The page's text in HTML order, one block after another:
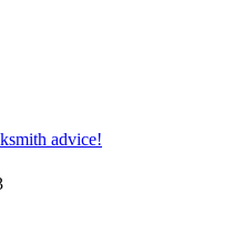
advice!